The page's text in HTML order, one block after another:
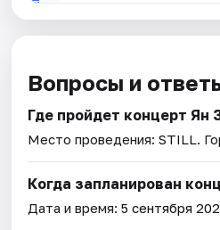
Вопросы и
Где пройдет концерт Ян
Место проведения:STILL.
Когда запланирован
Дата и время:5 сентября